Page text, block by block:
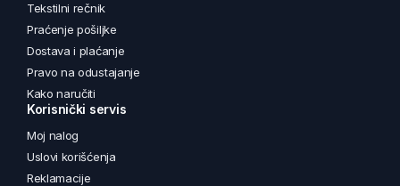
Tekstilni rečnik
Praćenje pošiljke
Dostava i plaćanje
Pravo na odustajanje
Kako naručiti
Korisnički servis
Moj nalog
Uslovi korišćenja
Reklamacije